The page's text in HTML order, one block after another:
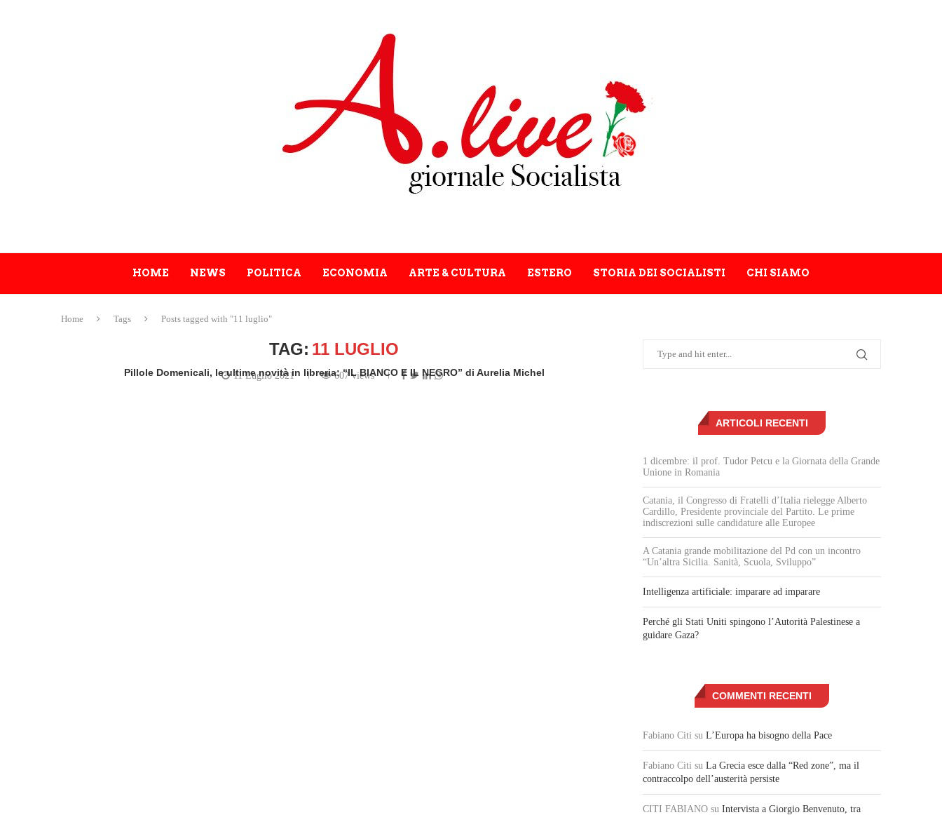
HOME NEWS POLITICA ECONOMIA ARTE & CULTURA ESTERO STORIA DEI SOCIALISTI CHI SIAMO
Home Tags Posts tagged with "11 luglio"
TAG: 11 LUGLIO
Pillole Domenicali, le ultime novità in libreria: “IL BIANCO E IL NEGRO” di Aurelia Michel
11 Luglio 2021 607 views
ARTICOLI RECENTI
1 dicembre: il prof. Tudor Petcu e la Giornata della Grande
Unione in Romania
Catania, il Congresso di Fratelli d’Italia rielegge Alberto
Cardillo, Presidente provinciale del Partito. Le prime
indiscrezioni sulle candidature alle Europee
A Catania grande mobilitazione del Pd con un incontro
“Un’altra Sicilia. Sanità, Scuola, Sviluppo”
Intelligenza artificiale: imparare ad imparare
Perché gli Stati Uniti spingono l’Autorità Palestinese a
guidare Gaza?
COMMENTI RECENTI
Fabiano Citi su L’Europa ha bisogno della Pace
Fabiano Citi su La Grecia esce dalla “Red zone”, ma il
contraccolpo dell’austerità persiste
CITI FABIANO su Intervista a Giorgio Benvenuto, tra